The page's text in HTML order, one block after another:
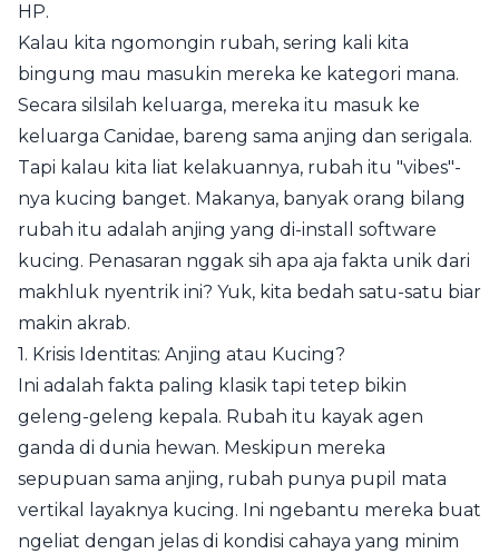
HP.
Kalau kita ngomongin rubah, sering kali kita
bingung mau masukin mereka ke kategori mana.
Secara silsilah keluarga, mereka itu masuk ke
keluarga Canidae, bareng sama anjing dan serigala.
Tapi kalau kita liat kelakuannya, rubah itu "vibes"-
nya kucing banget. Makanya, banyak orang bilang
rubah itu adalah anjing yang di-install software
kucing. Penasaran nggak sih apa aja fakta unik dari
makhluk nyentrik ini? Yuk, kita bedah satu-satu biar
makin akrab.
1. Krisis Identitas: Anjing atau Kucing?
Ini adalah fakta paling klasik tapi tetep bikin
geleng-geleng kepala. Rubah itu kayak agen
ganda di dunia hewan. Meskipun mereka
sepupuan sama anjing, rubah punya pupil mata
vertikal layaknya kucing. Ini ngebantu mereka buat
ngeliat dengan jelas di kondisi cahaya yang minim